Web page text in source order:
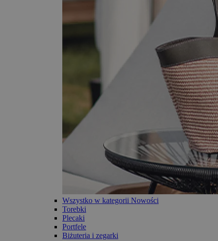
Wszystko w kategorii Nowości
Torebki
Plecaki
Portfele
Biżuteria i zegarki